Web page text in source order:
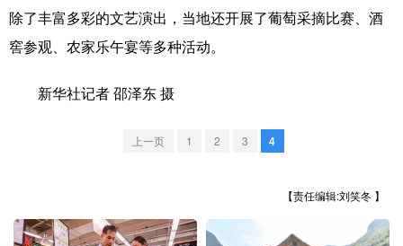
文化产业
天津 河北
江苏
浙江 安徽
除了丰富多彩的文艺演出，当地还开展了葡萄采摘比赛、酒
窖参观、农家乐午宴等多种活动。
新华社记者 邵泽东 摄
上一页 1 2 3 4
【责任编辑:刘笑冬 】